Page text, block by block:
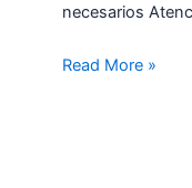
necesarios
Read More »